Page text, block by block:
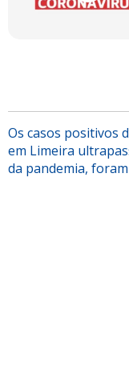
Os casos positivos
em Limeira
da pandemia,